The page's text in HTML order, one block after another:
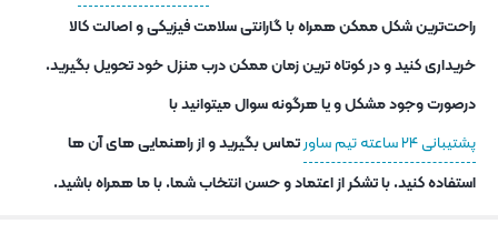
راحت‌ترین شکل ممکن همراه با گارانتی سلامت فیزیکی و اصالت کالا
خریداری کنید و در کوتاه ترین زمان ممکن درب منزل خود تحویل بگیرید.
درصورت وجود مشکل و یا هرگونه سوال میتوانید با
پشتیبانی ۲۴ ساعته تیم ساور
تماس بگیرید و از راهنمایی های آن ها
استفاده کنید. با تشکر از اعتماد و حسن انتخاب شما. با ما همراه باشید.